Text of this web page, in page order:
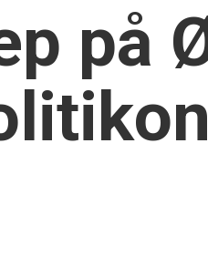
på